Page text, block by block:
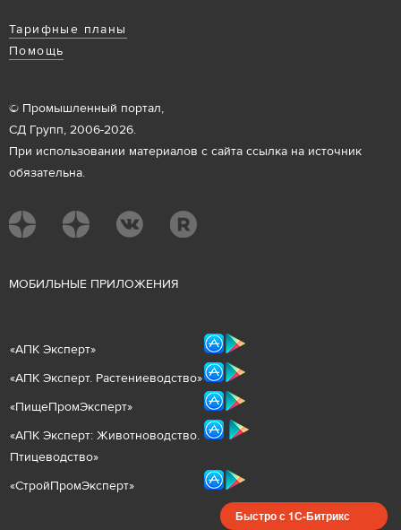
Тарифные планы
Помощь
© Промышленный портал,
СД Групп, 2006-2026.
При использовании материалов с сайта ссылка на источник
обязательна.
МОБИЛЬНЫЕ ПРИЛОЖЕНИЯ
«АПК Эксперт»
«АПК Эксперт. Растениеводство»
«ПищеПромЭксперт»
«АПК Эксперт: Животноводство.
Птицеводство»
«СтройПромЭксперт»
Быстро с 1С-Битрикс